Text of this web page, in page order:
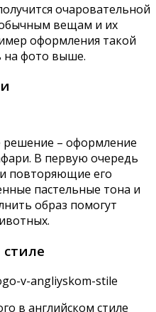
очаровательной
вещам и их
оформления такой
на фото выше.
решение – оформление
В первую очередь
повторяющие его
пастельные тона и
образ помогут
в английском стиле